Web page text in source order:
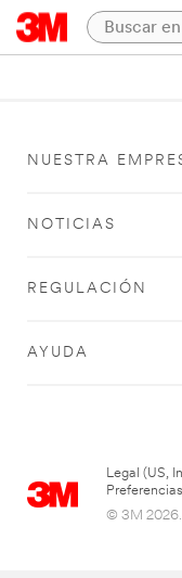
NUESTRA
NOTICIAS
REGULACIÓN
AYUDA
Legal (US,
© 3M 2026.